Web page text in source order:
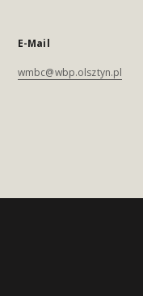
E-Mail
wmbc@wbp.olsztyn.pl